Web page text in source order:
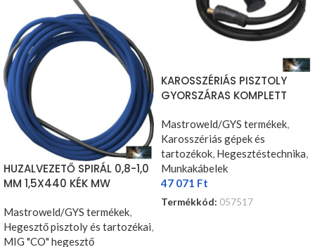
HUZALVEZETŐ SPIRÁL 0,8-1,0
MM 1,5X440 KÉK MW
Mastroweld/GYS termékek,
Hegesztő pisztoly és tartozékai,
MIG "CO" hegesztő
KAROSSZÉRIÁS PISZTOLY
GYORSZÁRAS KOMPLETT
Mastroweld/GYS termékek,
Karosszériás gépek és
tartozékok, Hegesztéstechnika,
Munkakábelek
47 071 Ft
Termékkód: 057517